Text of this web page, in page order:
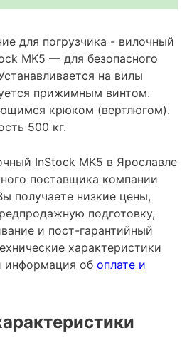
для погрузчика - вилочный
MK5 — для безопасного
на вилы
прижимным винтом.
крюком (вертлюгом).
500 кг.
InStock MK5 в Ярославле
поставщика компании
получаете низкие цены,
подготовку,
и пост-гарантийный
характеристики
информация об оплате и